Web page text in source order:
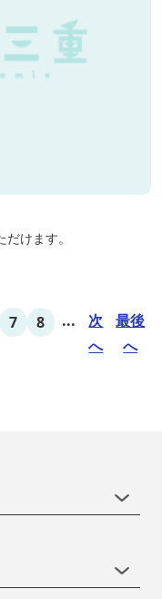
けます。
7 8 ...
次
へ
最後
へ